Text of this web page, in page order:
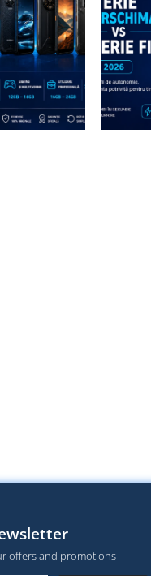
offers and promotions